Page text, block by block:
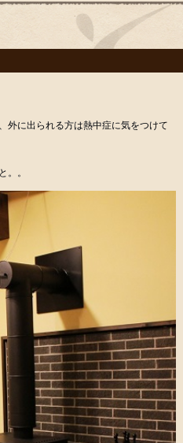
外に出られる方は熱中症に気をつけて
。。